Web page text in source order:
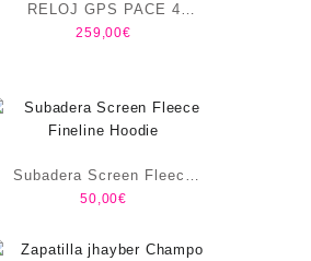
RELOJ GPS PACE 4
COROS
259,00€
Subadera Screen Fleece
Fineline Hoodie
50,00€